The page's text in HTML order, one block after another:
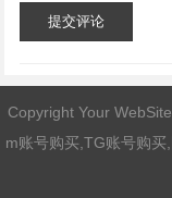
提交评论
Copyright Your
m账号购买,TG账号购